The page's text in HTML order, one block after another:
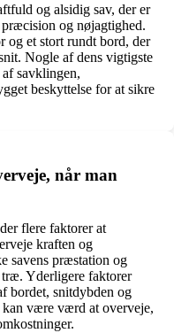
og alsidig sav, der er
og nøjagtighed.
og et stort rundt bord, der
Nogle af dens vigtigste
savklingen,
beskyttelse for at sikre
når man
flere faktorer at
kraften og
savens præstation og
Yderligere faktorer
bordet, snitdybden og
være værd at overveje,